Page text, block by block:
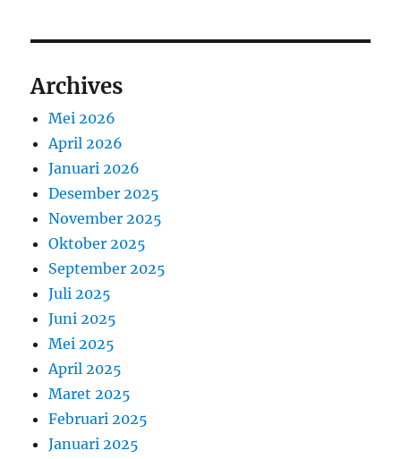
Archives
Mei 2026
April 2026
Januari 2026
Desember 2025
November 2025
Oktober 2025
September 2025
Juli 2025
Juni 2025
Mei 2025
April 2025
Maret 2025
Februari 2025
Januari 2025